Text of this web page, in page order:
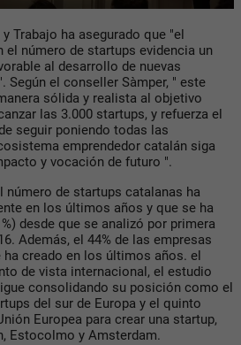
Trabajo ha asegurado que "el
número de startups evidencia un
al desarrollo de nuevas
el conseller Sàmper, " este
sólida y realista al objetivo
las 3.000 startups, y refuerza el
seguir poniendo todas las
emprendedor catalán siga
y vocación de futuro ".
número de startups catalanas ha
en los últimos años y que se ha
desde que se analizó por primera
Además, el 44% de las empresas
creado en los últimos años. el
de vista internacional, el estudio
consolidando su posición como el
del sur de Europa y el quinto
Europea para crear una startup,
Estocolmo y Amsterdam.